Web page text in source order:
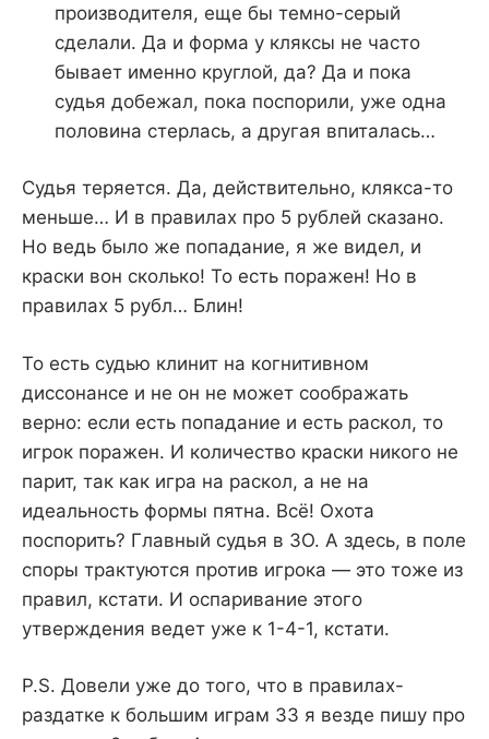
производителя, еще бы темно-серый
сделали. Да и форма у кляксы не часто
бывает именно круглой, да? Да и пока
судья добежал, пока поспорили, уже одна
половина стерлась, а другая впиталась…
Судья теряется. Да, действительно, клякса-то
меньше… И в правилах про 5 рублей сказано.
Но ведь было же попадание, я же видел, и
краски вон сколько! То есть поражен! Но в
правилах 5 рубл… Блин!
То есть судью клинит на когнитивном
диссонансе и не он не может соображать
верно: если есть попадание и есть раскол, то
игрок поражен. И количество краски никого не
парит, так как игра на раскол, а не на
идеальность формы пятна. Всё! Охота
поспорить? Главный судья в ЗО. А здесь, в поле
споры трактуются против игрока — это тоже из
правил, кстати. И оспаривание этого
утверждения ведет уже к 1-4-1, кстати.
P.S. Довели уже до того, что в правилах-
раздатке к большим играм ЗЗ я везде пишу про